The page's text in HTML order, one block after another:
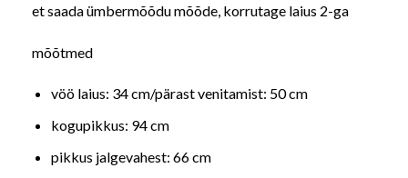
et saada ümbermõõdu mõõde, korrutage laius 2-ga
mõõtmed
vöö laius: 34 cm/pärast venitamist: 50 cm
kogupikkus: 94 cm
pikkus jalgevahest: 66 cm